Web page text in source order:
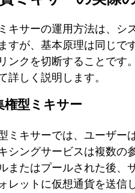
キサーの運用方法は、シ
すが、基本原理は同じで
ンクを切断することです
詳しく説明します。
権型ミキサー
ミキサーでは、ユーザー
シングサービスは複数の
またはプールされた後、
レットに仮想通貨を送信